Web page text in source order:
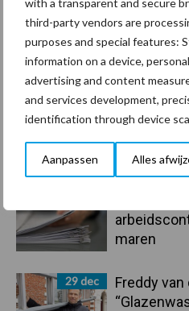
third-party vendors are
purposes and special features:
information on a device,
advertising and content
and services development,
identification through device
Aanpassen Alles
Primaire
Sidebar
Recent nieuws
maren
29 dec
Freddy van
Toon